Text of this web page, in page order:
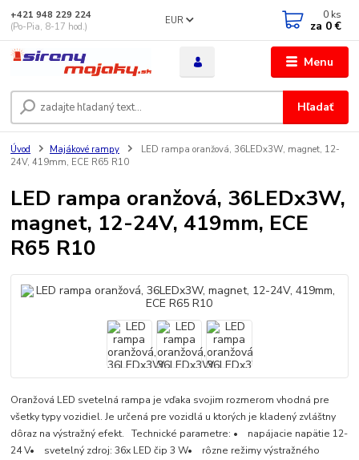
Menu
EUR
Hľadať
+421 948 229 224
(Po-Pia, 8-17 hod.)
0 ks
za 0 €
Úvod Majákové rampy
LED rampa oranžová, 36LEDx3W, magnet, 12-
24V, 419mm, ECE R65 R10
LED rampa oranžová, 36LEDx3W,
magnet, 12-24V, 419mm, ECE
R65 R10
Oranžová LED svetelná rampa je vďaka svojim rozmerom vhodná pre
všetky typy vozidiel. Je určená pre vozidlá u ktorých je kladený zvláštny
dôraz na výstražný efekt. Technické parametre: • napájacie napätie 12-
24 V• svetelný zdroj: 36x LED čip 3 W• rôzne režimy výstražného